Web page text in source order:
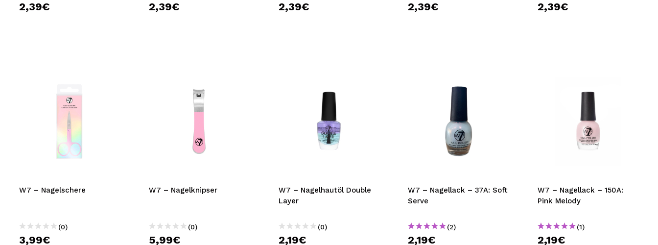
2,39€ 2,39€ 2,39€ 2,39€ 2,39€
W7 – Nagelschere
(0)
3,99€
W7 – Nagelknipser
(0)
5,99€
W7 – Nagelhautöl Double
Layer
(0)
2,19€
W7 – Nagellack – 37A: Soft
Serve
(2)
2,19€
W7 – Nagellack – 150A:
Pink Melody
(1)
2,19€